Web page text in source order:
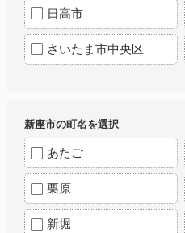
日高市
さいたま市中央区
新座市の町名を選択
あたご
栗原
新堀